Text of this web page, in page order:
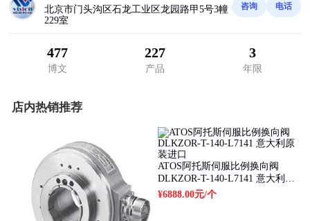
北京市门头沟区石龙工业区龙园路甲5号3幢
229室
咨询 电话
477
博文
227
产品
3
年限
店内热销推荐
ATOS阿托斯伺服比例换向阀
DLKZOR-T-140-L7141 意大利原
装进口
¥6888.00元/个